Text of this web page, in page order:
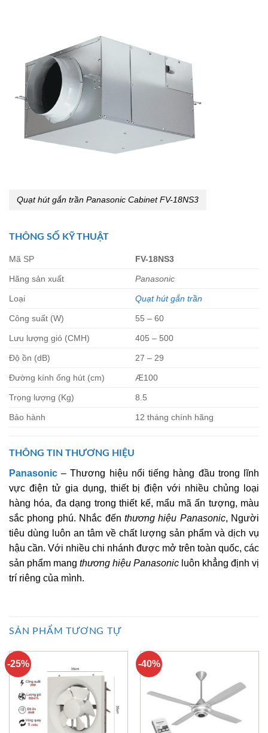
Quạt hút gắn trần Panasonic Cabinet FV-18NS3
THÔNG SỐ KỸ THUẬT
Mã SP FV-18NS3
Hãng sản xuất Panasonic
Loại Quạt hút gắn trần
Công suất (W) 55 – 60
Lưu lượng gió (CMH) 405 – 500
Độ ồn (dB) 27 – 29
Đường kính ống hút (cm) Æ100
Trọng lượng (Kg) 8.5
Bảo hành 12 tháng chính hãng
THÔNG TIN THƯƠNG HIỆU
Panasonic – Thương hiệu nổi tiếng hàng đầu trong lĩnh
vực điện tử gia dụng, thiết bị điện với nhiều chủng loại
hàng hóa, đa dạng trong thiết kế, mẩu mã ấn tượng, màu
sắc phong phú. Nhắc đến thương hiệu Panasonic, Người
tiêu dùng luôn an tâm về chất lượng sản phẩm và dịch vụ
hậu cần. Với nhiều chi nhánh được mở trên toàn quốc, các
sản phẩm mang thương hiệu Panasonic luôn khẳng định vị
trí riêng của mình.
SẢN PHẨM TƯƠNG TỰ
-25% -40%